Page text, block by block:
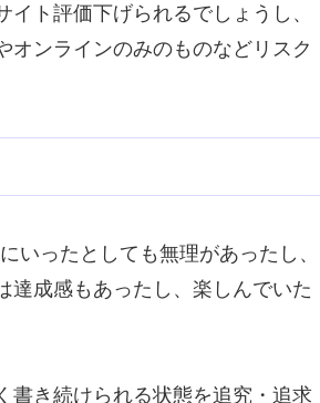
ト評価下げられるでしょうし、
オンラインのみのものなどリスク
いったとしても無理があったし、
達成感もあったし、楽しんでいた
書き続けられる状態を追究・追求